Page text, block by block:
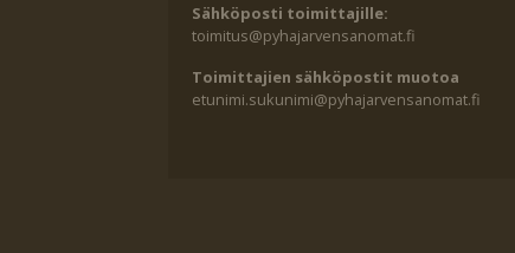
Sähköposti toimittajille:
toimitus@pyhajarvensanomat.fi
Toimittajien sähköpostit muotoa
etunimi.sukunimi@pyhajarvensanomat.fi